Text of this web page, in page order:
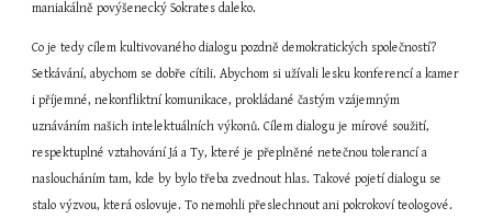
maniakálně povýšenecký Sokrates daleko.
Co je tedy cílem kultivovaného dialogu pozdně demokratických společností?
Setkávání, abychom se dobře cítili. Abychom si užívali lesku konferencí a kamer
i příjemné, nekonfliktní komunikace, prokládané častým vzájemným
uznáváním našich intelektuálních výkonů. Cílem dialogu je mírové soužití,
respektuplné vztahování Já a Ty, které je přeplněné netečnou tolerancí a
nasloucháním tam, kde by bylo třeba zvednout hlas. Takové pojetí dialogu se
stalo výzvou, která oslovuje. To nemohli přeslechnout ani pokrokoví teologové.